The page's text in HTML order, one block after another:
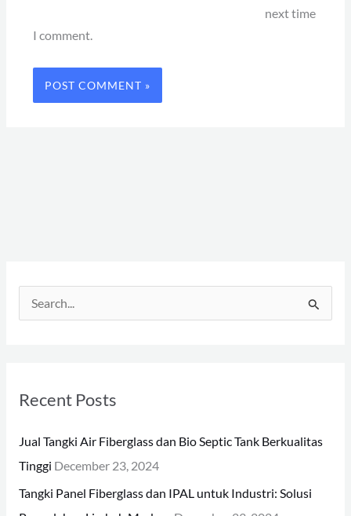
next time
I comment.
c
r
Recent Posts
Jual Tangki Air Fiberglass dan Bio Septic Tank Berkualitas
Tinggi December 23, 2024
Tangki Panel Fiberglass dan IPAL untuk Industri: Solusi